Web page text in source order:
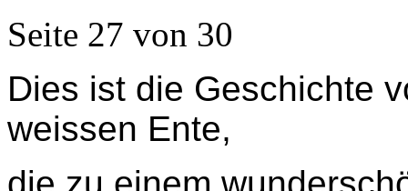
Seite 27 von 30
Dies ist die Geschichte
weissen Ente,